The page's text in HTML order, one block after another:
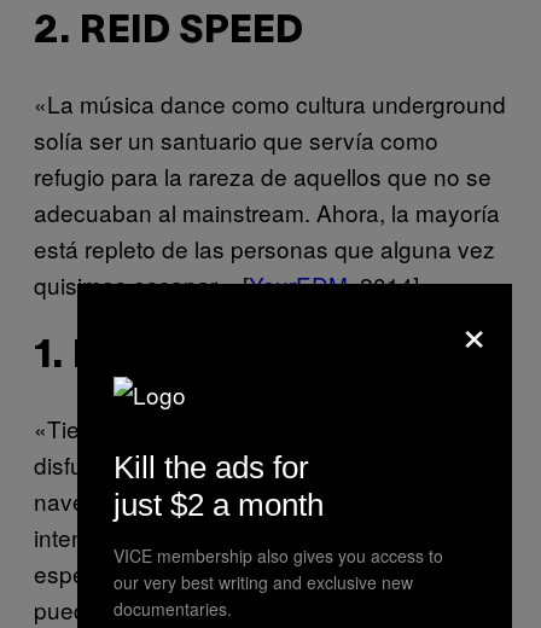
2. REID SPEED
«La música dance como cultura underground
solía ser un santuario que servía como
refugio para la rareza de aquellos que no se
adecuaban al mainstream. Ahora, la mayoría
está repleto de las personas que alguna vez
quisimos escapar». [YourEDM, 2014]
1. DJ HARVEY
«Tienes a la escena de esta ‘música de
disfunción eréctil’, con gente que llega en
naves espaciales o fuegos artificiales para
intentar aumentar el aspecto visual del
espectáculo. No puedo entender cómo
pueden tocar un disco y luego saltar sobre la
×
Kill the ads for
just $2 a month
VICE membership also gives you access to
our very best writing and exclusive new
documentaries.